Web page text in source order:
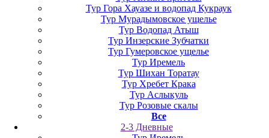
Тур Гора Хауазе и водопад Кукраук
Тур Мурадымовское ущелье
Тур Водопад Атыш
Тур Инзерские Зубчатки
Тур Гумеровское ущелье
Тур Иремель
Тур Шихан Торатау
Тур Хребет Крака
Тур Аслыкуль
Тур Розовые скалы
Все
2-3 Дневные